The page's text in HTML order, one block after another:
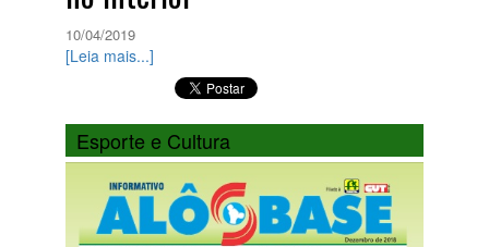
10/04/2019
[Leia mais...]
Esporte e Cultura